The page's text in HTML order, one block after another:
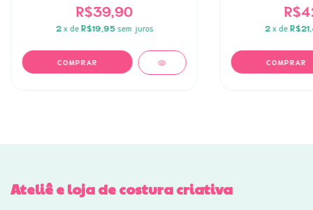
R$39,90
2 x de R$19,95 sem juros 2 x de
Ateliê e loja de costura criativa